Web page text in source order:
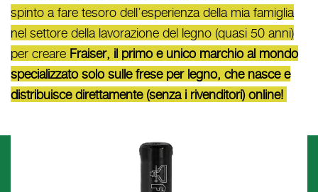
spinto a fare tesoro dell’esperienza della mia famiglia
nel settore della lavorazione del legno (quasi 50 anni)
per creare Fraiser, il primo e unico marchio al mondo
specializzato solo sulle frese per legno, che nasce e
distribuisce direttamente (senza i rivenditori) online!